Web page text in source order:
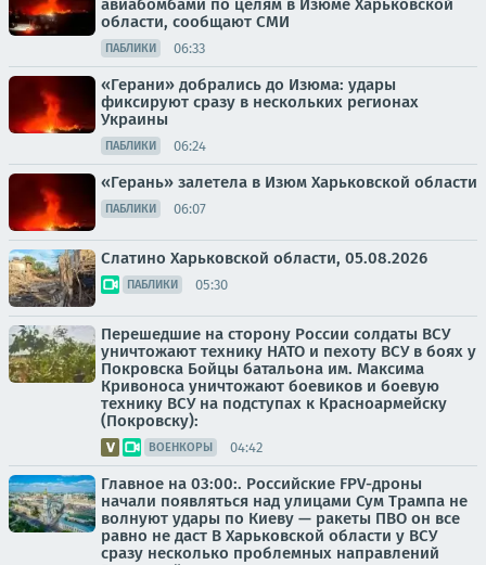
авиабомбами по целям в Изюме Харьковской
области, сообщают СМИ
ПАБЛИКИ 06:33
«Герани» добрались до Изюма: удары
фиксируют сразу в нескольких регионах
Украины
ПАБЛИКИ 06:24
«Герань» залетела в Изюм Харьковской области
ПАБЛИКИ 06:07
Слатино Харьковской области, 05.08.2026
ПАБЛИКИ 05:30
Перешедшие на сторону России солдаты ВСУ
уничтожают технику НАТО и пехоту ВСУ в боях у
Покровска Бойцы батальона им. Максима
Кривоноса уничтожают боевиков и боевую
технику ВСУ на подступах к Красноармейску
(Покровску):
ВОЕНКОРЫ 04:42
Главное на 03:00:. Российские FPV-дроны
начали появляться над улицами Сум Трампа не
волнуют удары по Киеву — ракеты ПВО он все
равно не даст В Харьковской области у ВСУ
сразу несколько проблемных направлений